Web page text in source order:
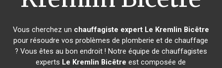
Vous cherchez un chauffagiste expert Le Kremlin Bicêtre
pour résoudre vos problèmes de plomberie et de chauffage
? Vous êtes au bon endroit ! Notre équipe de chauffagistes
experts Le Kremlin Bicêtre est composée de